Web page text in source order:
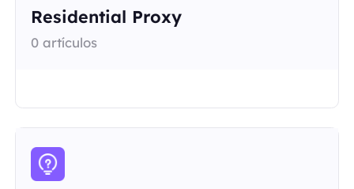
Residential Proxy
0 artículos